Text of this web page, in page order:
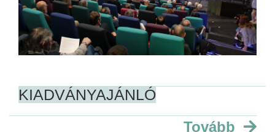
KIADVÁNYAJÁNLÓ
Tovább